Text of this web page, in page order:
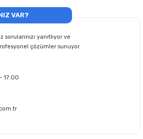
VAR?
sorularınızı yanıtlıyor ve
çözümler sunuyor.
17:00